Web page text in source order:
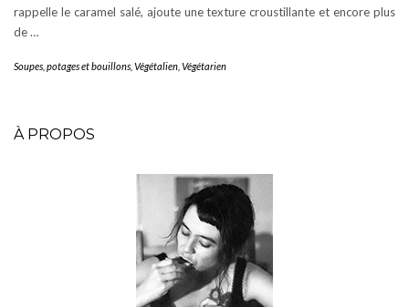
rappelle le caramel salé, ajoute une texture croustillante et encore plus
de …
Soupes, potages et bouillons Végétalien Végétarien
À PROPOS